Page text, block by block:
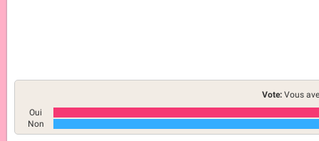
Vote: Vous
Oui
Non